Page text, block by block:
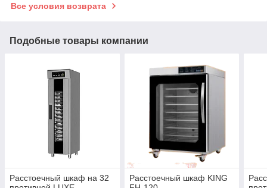
Все условия возврата
Подобные товары компании
Расстоечный шкаф на 32
Расстоечный шкаф KING